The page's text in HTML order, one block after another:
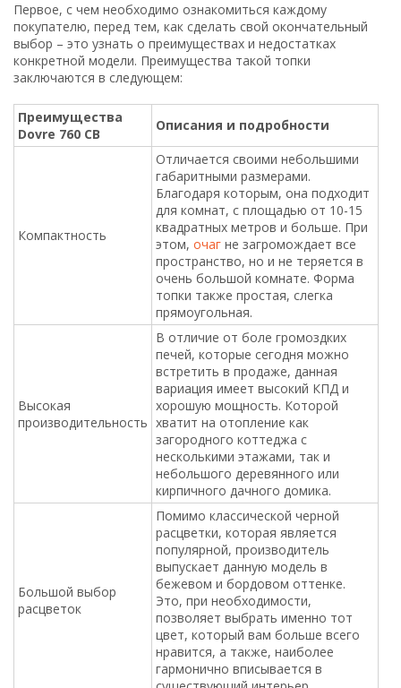
Первое, с чем необходимо ознакомиться каждому
покупателю, перед тем, как сделать свой окончательный
выбор – это узнать о преимуществах и недостатках
конкретной модели. Преимущества такой топки
заключаются в следующем:
Преимущества
Dovre 760 CB
Описания и подробности
Компактность
Отличается своими небольшими
габаритными размерами.
Благодаря которым, она подходит
для комнат, с площадью от 10-15
квадратных метров и больше. При
этом, очаг не загромождает все
пространство, но и не теряется в
очень большой комнате. Форма
топки также простая, слегка
прямоугольная.
Высокая
производительность
В отличие от боле громоздких
печей, которые сегодня можно
встретить в продаже, данная
вариация имеет высокий КПД и
хорошую мощность. Которой
хватит на отопление как
загородного коттеджа с
несколькими этажами, так и
небольшого деревянного или
кирпичного дачного домика.
Большой выбор
расцветок
Помимо классической черной
расцветки, которая является
популярной, производитель
выпускает данную модель в
бежевом и бордовом оттенке.
Это, при необходимости,
позволяет выбрать именно тот
цвет, который вам больше всего
нравится, а также, наиболее
гармонично вписывается в